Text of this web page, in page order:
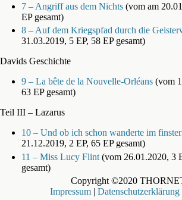
7 – Angriff aus dem Nichts(vom am
EP gesamt)
8 – Auf dem Kriegspfad durch die
31.03.2019, 5 EP, 58 EP gesamt)
Davids Geschichte
9 – La bête de la Nouvelle-Orléans(vom
63 EP gesamt)
Teil III – Lazarus
10 – Und ob ich schon wanderte im
21.12.2019, 2 EP, 65 EP gesamt)
11 – Miss Lucy Flint(vom 26.01.2020, 3
gesamt)
Copyright ©2020
Impressum | Datenschutzerklärung